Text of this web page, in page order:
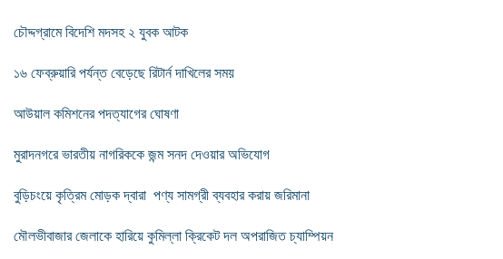
চৌদ্দগ্রামে বিদেশি মদসহ ২ যুবক আটক
১৬ ফেব্রুয়ারি পর্যন্ত বেড়েছে রিটার্ন দাখিলের সময়
আউয়াল কমিশনের পদত্যাগের ঘোষণা
মুরাদনগরে ভারতীয় নাগরিককে জন্ম সনদ দেওয়ার অভিযোগ
বুড়িচংয়ে কৃত্রিম মোড়ক দ্বারা পণ্য সামগ্রী ব্যবহার করায় জরিমানা
মৌলভীবাজার জেলাকে হারিয়ে কুমিল্লা ক্রিকেট দল অপরাজিত চ্যাম্পিয়ন